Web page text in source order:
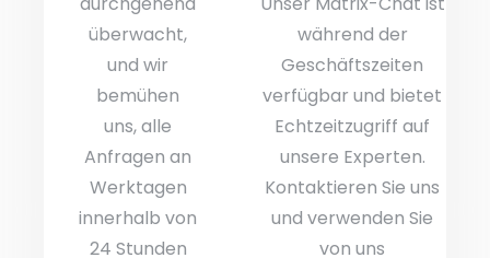
überwacht,
und wir
bemühen
uns, alle
Anfragen an
Werktagen
innerhalb von
24 Stunden
während der
Geschäftszeiten
verfügbar und bietet
Echtzeitzugriff auf
unsere Experten.
Kontaktieren Sie uns
und verwenden Sie
von uns